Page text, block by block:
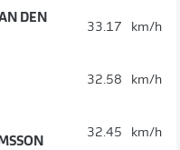
DEN
33.17 km/h
32.58 km/h
32.45 km/h